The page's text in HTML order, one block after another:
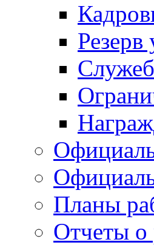
Резерв
Планы
Отчеты о